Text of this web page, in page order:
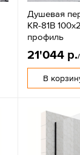
Душевая
KR-81B
профиль
21'044 р.
В